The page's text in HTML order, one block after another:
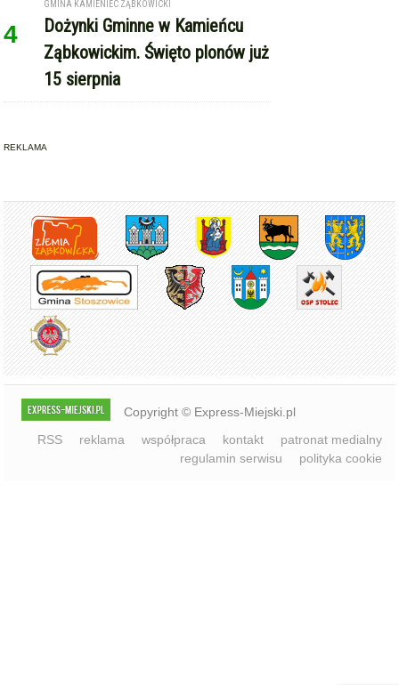
REKLAMA
Copyright © Express-Miejski.pl
RSS
reklama współpraca kontakt
patronat medialny
regulamin serwisu
polityka cookie